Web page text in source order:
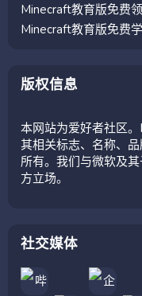
Minecraft教育版免费
Minecraft教育版免费
版权信息
本网站为爱好者社区
其相关标志、名称、
所有。我们与微软及
方立场。
社交媒体